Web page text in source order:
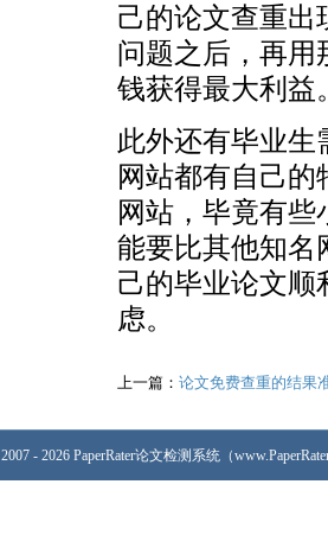
己的论文查重出
问题之后，再用
钱获得最大利益
此外还有毕业
网站都有自己
网站，毕竟有
能要比其他知名
己的毕业论文顺
虑。
上一篇： 论文免费查重的结果
- 2026 PaperRater论文检测系统（